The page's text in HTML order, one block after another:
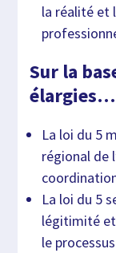
la réalité et
Sur la
élargies…
La loi du 5
régional de
La loi du 5
légitimité et
le